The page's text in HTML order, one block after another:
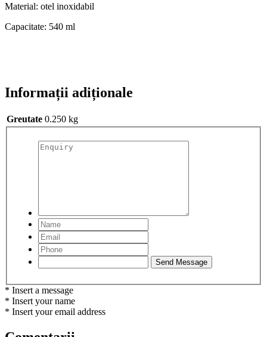
Material: otel inoxidabil
Capacitate: 540 ml
Informații adiționale
Greutate 0.250 kg
* Insert a message
* Insert your name
* Insert your email address